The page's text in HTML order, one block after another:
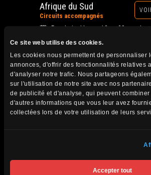
Ce site web utilise des cookies.
Les cookies nous permettent de personnaliser
annonces, d'offrir des fonctionnalités relatives
d'analyser notre trafic. Nous partageons
sur l'utilisation de notre site avec nos
de publicité et d'analyse, qui peuvent
d'autres informations que vous leur avez
collectées lors de votre utilisation de leurs
Accepter tout
Afrique du Sud
Circuits accompagnés
Prochain départ : 12 au 28 octobre